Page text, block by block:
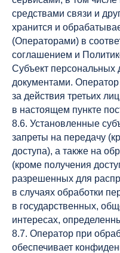
средствами связи и
хранится и
(Операторами) в
соглашением и
Субъект персональных
документами. Оператор
за действия третьих
в настоящем пункте
8.6. Установленные
запреты на передачу
доступа), а также на
(кроме получения
разрешенных для
в случаях обработки
в государственных,
интересах,
8.7. Оператор при
обеспечивает
данных